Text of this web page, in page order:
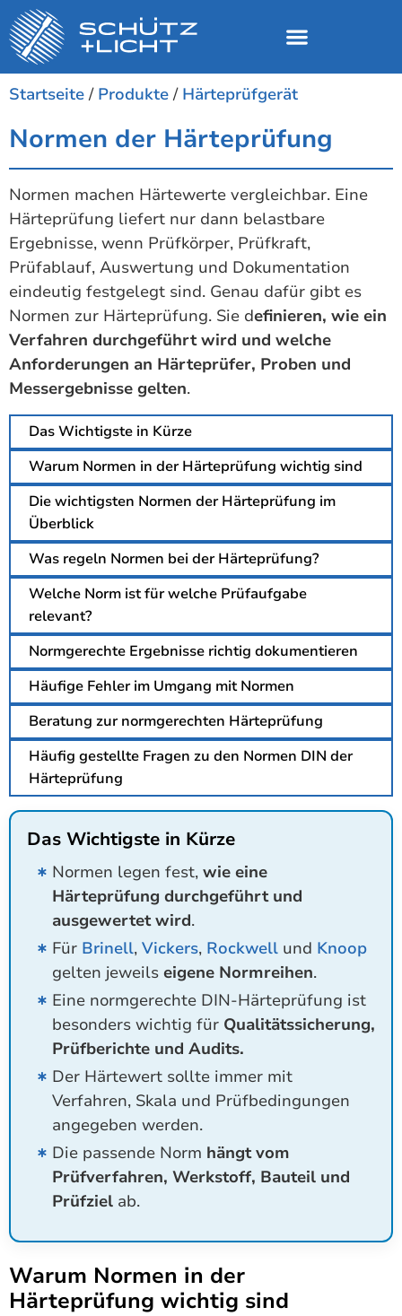
Startseite/ Produkte/ Härteprüfgerät
Normen der Härteprüfung
Normen machen Härtewerte vergleichbar. Eine
Härteprüfung liefert nur dann belastbare
Ergebnisse, wenn Prüfkörper, Prüfkraft,
Prüfablauf, Auswertung und Dokumentation
eindeutig festgelegt sind. Genau dafür gibt es
Normen zur Härteprüfung. Sie definieren, wie ein
Verfahren durchgeführt wird und welche
Anforderungen an Härteprüfer, Proben und
Messergebnisse gelten.
Das Wichtigste in Kürze
Warum Normen in der Härteprüfung wichtig sind
Die wichtigsten Normen der Härteprüfung im
Überblick
Was regeln Normen bei der Härteprüfung?
Welche Norm ist für welche Prüfaufgabe
relevant?
Normgerechte Ergebnisse richtig dokumentieren
Häufige Fehler im Umgang mit Normen
Beratung zur normgerechten Härteprüfung
Häufig gestellte Fragen zu den Normen DIN der
Härteprüfung
Das Wichtigste in Kürze
Normen legen fest, wie eine
Härteprüfung durchgeführt und
ausgewertet wird.
Für Brinell, Vickers, Rockwell und Knoop
gelten jeweils eigene Normreihen.
Eine normgerechte DIN-Härteprüfung ist
besonders wichtig für Qualitätssicherung,
Prüfberichte und Audits.
Der Härtewert sollte immer mit
Verfahren, Skala und Prüfbedingungen
angegeben werden.
Die passende Norm hängt vom
Prüfverfahren, Werkstoff, Bauteil und
Prüfziel ab.
Warum Normen in der
Härteprüfung wichtig sind